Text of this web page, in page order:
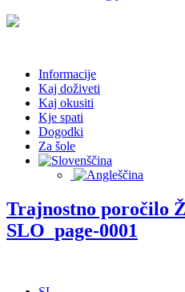
Informacije
Kaj doživeti
Kaj okusiti
Kje spati
Dogodki
Za šole
Trajnostno poročilo
SLO_page-0001